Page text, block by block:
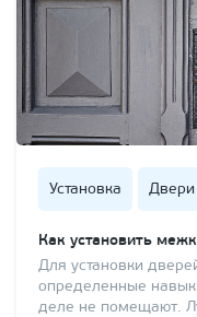
Установка Двери
Как установить
Для установки
определенные
деле не помещают.